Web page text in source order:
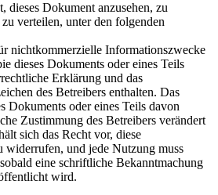
dieses Dokument anzusehen, zu
verteilen, unter den folgenden
nichtkommerzielle Informationszwecke
dieses Dokuments oder eines Teils
Erklärung und das
des Betreibers enthalten. Das
Dokuments oder eines Teils davon
Zustimmung des Betreibers verändert
sich das Recht vor, diese
widerrufen, und jede Nutzung muss
eine schriftliche Bekanntmachung
wird.